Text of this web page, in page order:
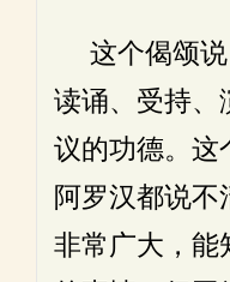
这个偈颂说
读诵、受持、
议的功德。这
阿罗汉都说
非常广大，能